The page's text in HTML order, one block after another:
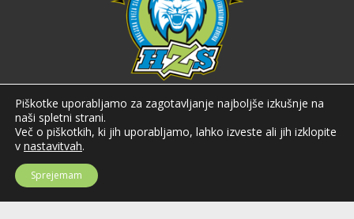
Hokejska zveza Slovenije
Hokejska zveza Slovenije (HZS) je krovna športna organizacija na področju
hokeja v Sloveniji. Organizira tekmovanja v različnih domačih in
mednarodnih hokejskih ligah in pokalih; pod njenim okriljem delujejo tudi
SI-1000 Ljubljana
Piškotke uporabljamo za zagotavljanje najboljše izkušnje na
naši spletni strani.
Več o piškotkih, ki jih uporabljamo, lahko izveste ali jih izklopite
v nastavitvah.
Sprejemam